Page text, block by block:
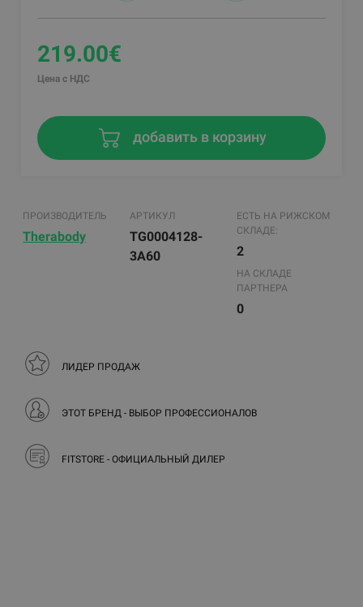
219.00€
Цена с НДС
добавить в корзину
ПРОИЗВОДИТЕЛЬ
Therabody
АРТИКУЛ
TG0004128-
3A60
ЕСТЬ НА РИЖСКОМ
СКЛАДЕ:
2
НА СКЛАДЕ
ПАРТНЕРА
0
ЛИДЕР ПРОДАЖ
ЭТОТ БРЕНД - ВЫБОР ПРОФЕССИОНАЛОВ
FITSTORE - ОФИЦИАЛЬНЫЙ ДИЛЕР